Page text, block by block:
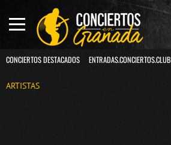
CONCIERTOS DESTACADOS ENTRADAS.CONCIERTOS.CLUB
ARTISTAS